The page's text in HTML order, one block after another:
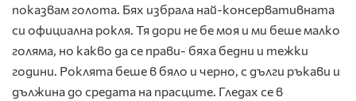
показвам голота. Бях избрала най-консервативната
си официална рокля. Тя дори не бе моя и ми беше малко
голяма, но какво да се прави- бяха бедни и тежки
години. Роклята беше в бяло и черно, с дълги ръкави и
дължина до средата на прасците. Гледах се в